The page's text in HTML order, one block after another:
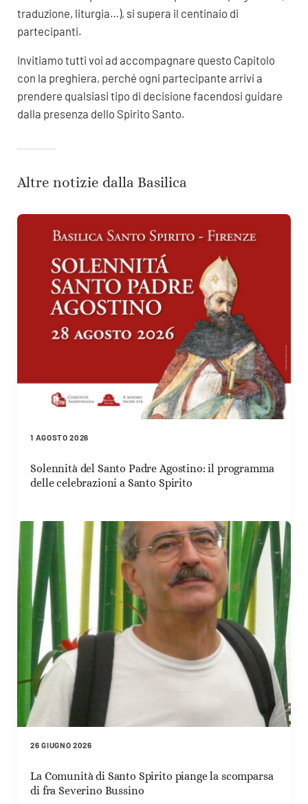
traduzione, liturgia…), si supera il centinaio di
partecipanti.
Invitiamo tutti voi ad accompagnare questo Capitolo
con la preghiera, perché ogni partecipante arrivi a
prendere qualsiasi tipo di decisione facendosi guidare
dalla presenza dello Spirito Santo.
Altre notizie dalla Basilica
1 AGOSTO 2026
Solennità del Santo Padre Agostino: il programma
delle celebrazioni a Santo Spirito
26 GIUGNO 2026
La Comunità di Santo Spirito piange la scomparsa
di fra Severino Bussino